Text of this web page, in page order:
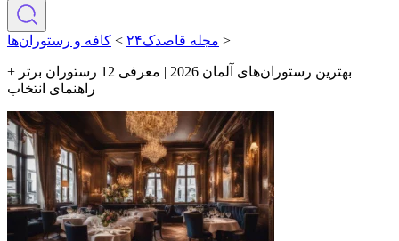
مجله قاصدک۲۴ > کافه و رستوران‌ها >
بهترین رستوران‌های آلمان 2026 | معرفی 12 رستوران برتر +
راهنمای انتخاب